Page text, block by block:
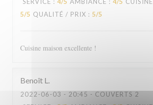
5/5 QUALITÉ / PRIX : 5/5
Cuisine maison excellente !
Benoît L
2022-06-03 - 20:45 - COUVERTS 2